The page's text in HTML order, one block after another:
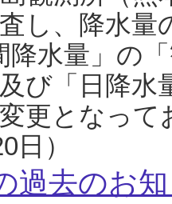
し、降水
降水量」の
び「日降
更となっ
日）
過去のお